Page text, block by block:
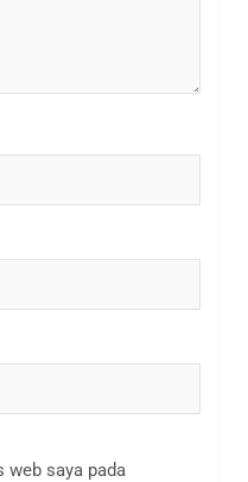
web saya pada